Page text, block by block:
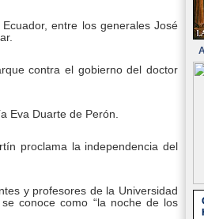
entre los generales José
contra el gobierno del doctor
Eva Duarte de Perón.
proclama la independencia del
y profesores de la Universidad
conoce como “la noche de los